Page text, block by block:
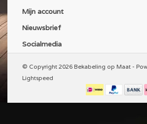
Mijn account
Nieuwsbrief
Socialmedia
© Copyright 2026 Bekabeling op Maat -
Lightspeed